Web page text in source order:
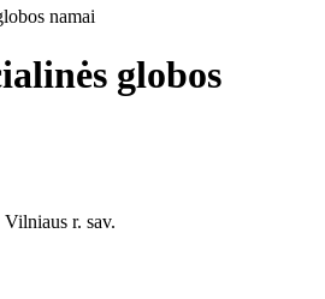
namai
globos
r. sav.